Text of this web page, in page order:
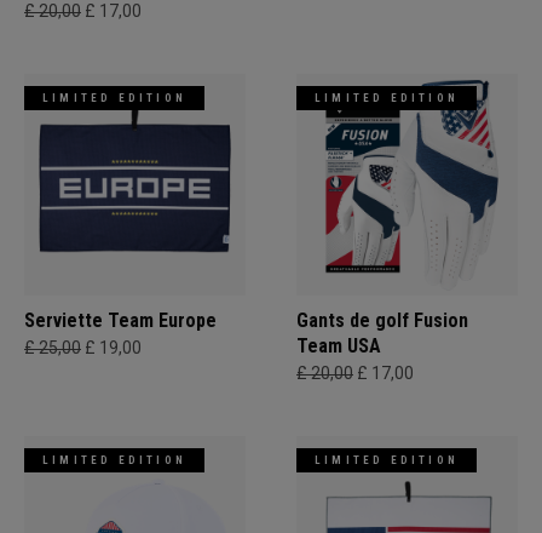
£ 20,00 £ 17,00
LIMITED EDITION
Serviette Team Europe
£ 25,00 £ 19,00
LIMITED EDITION
Gants de golf Fusion
Team USA
£ 20,00 £ 17,00
LIMITED EDITION LIMITED EDITION